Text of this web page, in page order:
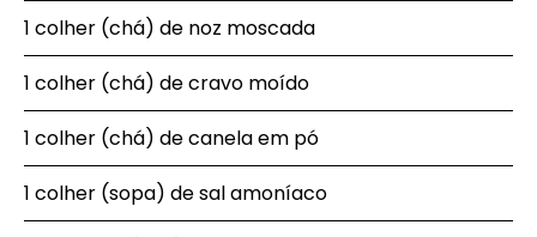
1 colher (chá) de noz moscada
1 colher (chá) de cravo moído
1 colher (chá) de canela em pó
1 colher (sopa) de sal amoníaco